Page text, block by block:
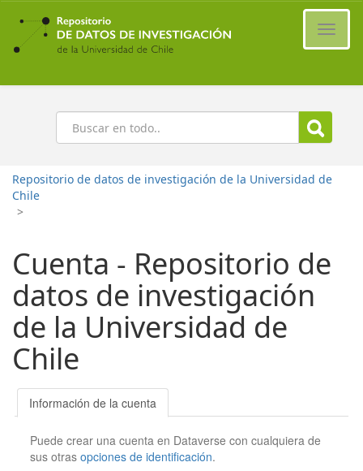
Ir
contenido
principal
Buscar
Repositorio de datos de investigación de la Universidad de
Chile
>
Cuenta - Repositorio de
datos de investigación
de la Universidad de
Chile
Información de la cuenta
Puede crear una cuenta en Dataverse con cualquiera de
sus otrasopciones de identificación.